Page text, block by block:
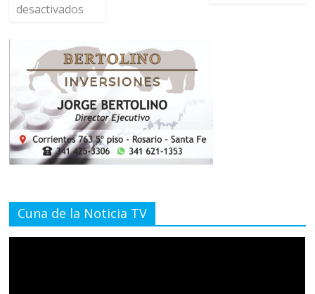
desactivados
Cuna de la Noticia TV